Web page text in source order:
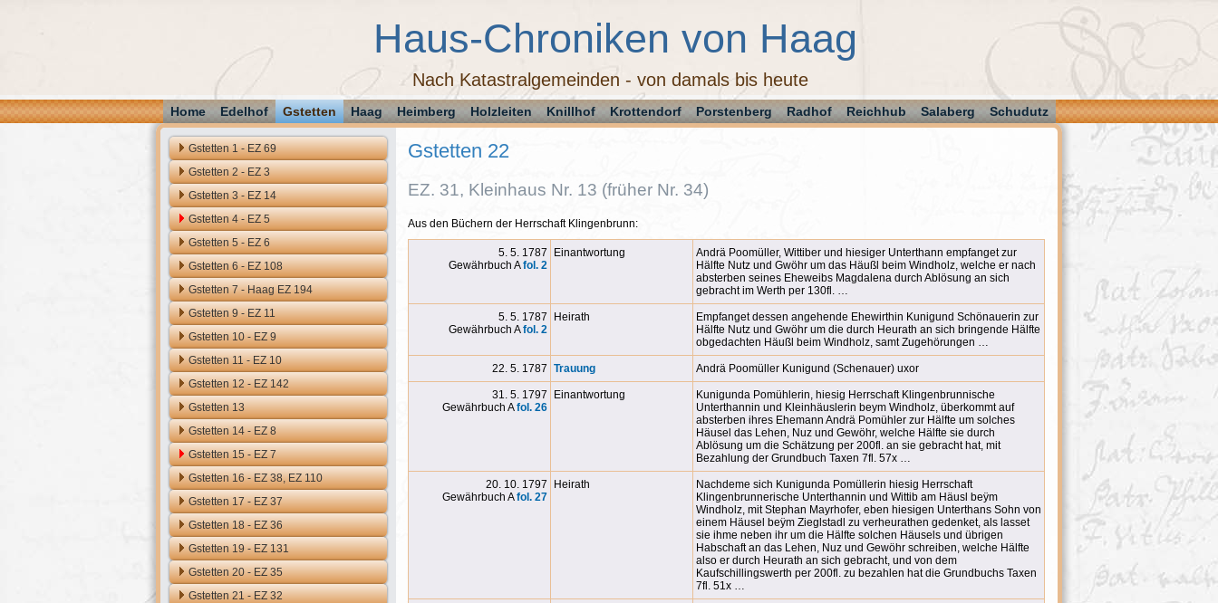
Haus-Chroniken von Haag
Nach Katastralgemeinden - von damals bis heute
Home Edelhof Gstetten Haag Heimberg Holzleiten Knillhof Krottendorf Porstenberg Radhof Reichhub Salaberg Schudutz
Gstetten 1 - EZ 69
Gstetten 2 - EZ 3
Gstetten 3 - EZ 14
Gstetten 4 - EZ 5
Gstetten 5 - EZ 6
Gstetten 6 - EZ 108
Gstetten 7 - Haag EZ 194
Gstetten 9 - EZ 11
Gstetten 10 - EZ 9
Gstetten 11 - EZ 10
Gstetten 12 - EZ 142
Gstetten 13
Gstetten 14 - EZ 8
Gstetten 15 - EZ 7
Gstetten 16 - EZ 38, EZ 110
Gstetten 17 - EZ 37
Gstetten 18 - EZ 36
Gstetten 19 - EZ 131
Gstetten 20 - EZ 35
Gstetten 21 - EZ 32
Gstetten 22
EZ. 31, Kleinhaus Nr. 13 (früher Nr. 34)
Aus den Büchern der Herrschaft Klingenbrunn:
5. 5. 1787
Gewährbuch Afol. 2
Einantwortung
Andrä Poomüller, Wittiber und hiesiger Unterthann empfanget zur
Hälfte Nutz und Gwöhr um das Häußl beim Windholz, welche er nach
absterben seines Eheweibs Magdalena durch Ablösung an sich
gebracht im Werth per 130fl. …
5. 5. 1787
Gewährbuch Afol. 2
Heirath
Empfanget dessen angehende Ehewirthin Kunigund Schönauerin zur
Hälfte Nutz und Gwöhr um die durch Heurath an sich bringende Hälfte
obgedachten Häußl beim Windholz, samt Zugehörungen …
22. 5. 1787 Trauung Andrä Poomüller Kunigund (Schenauer) uxor
31. 5. 1797
Gewährbuch Afol. 26
Einantwortung
Kunigunda Pomühlerin, hiesig Herrschaft Klingenbrunnische
Unterthannin und Kleinhäuslerin beym Windholz, überkommt auf
absterben ihres Ehemann Andrä Pomühler zur Hälfte um solches
Häusel das Lehen, Nuz und Gewöhr, welche Hälfte sie durch
Ablösung um die Schätzung per 200fl. an sie gebracht hat, mit
Bezahlung der Grundbuch Taxen 7fl. 57x …
20. 10. 1797
Gewährbuch Afol. 27
Heirath
Nachdeme sich Kunigunda Pomüllerin hiesig Herrschaft
Klingenbrunnerische Unterthannin und Wittib am Häusl beÿm
Windholz, mit Stephan Mayrhofer, eben hiesigen Unterthans Sohn von
einem Häusel beÿm Zieglstadl zu verheurathen gedenket, als lasset
sie ihme neben ihr um die Hälfte solchen Häusels und übrigen
Habschaft an das Lehen, Nuz und Gewöhr schreiben, welche Hälfte
also er durch Heurath an sich gebracht, und von dem
Kaufschillingswerth per 200fl. zu bezahlen hat die Grundbuchs Taxen
7fl. 51x …